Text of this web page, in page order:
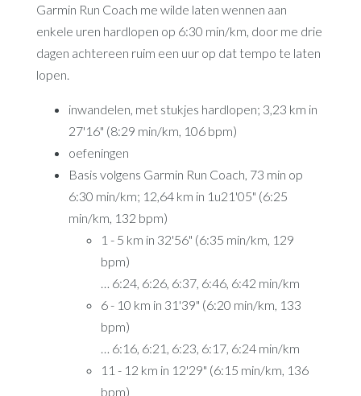
Garmin Run Coach me wilde laten wennen aan
enkele uren hardlopen op 6:30 min/km, door me drie
dagen achtereen ruim een uur op dat tempo te laten
lopen.
inwandelen, met stukjes hardlopen; 3,23 km in
27'16" (8:29 min/km, 106 bpm)
oefeningen
Basis volgens Garmin Run Coach, 73 min op
6:30 min/km; 12,64 km in 1u21'05" (6:25
min/km, 132 bpm)
1 - 5 km in 32'56" (6:35 min/km, 129
bpm)
… 6:24, 6:26, 6:37, 6:46, 6:42 min/km
6 - 10 km in 31'39" (6:20 min/km, 133
bpm)
… 6:16, 6:21, 6:23, 6:17, 6:24 min/km
11 - 12 km in 12'29" (6:15 min/km, 136
bpm)